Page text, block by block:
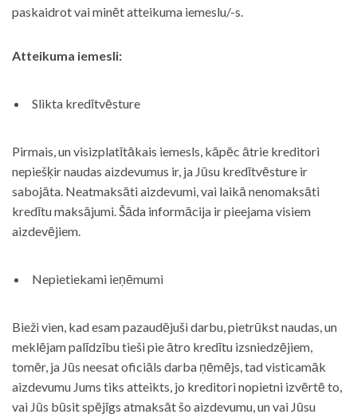
paskaidrot vai minēt atteikuma iemeslu/-s.
Atteikuma iemesli:
Slikta kredītvēsture
Pirmais, un visizplatītākais iemesls, kāpēc ātrie kreditori
nepiešķir naudas aizdevumus ir, ja Jūsu kredītvēsture ir
sabojāta. Neatmaksāti aizdevumi, vai laikā nenomaksāti
kredītu maksājumi. Šāda informācija ir pieejama visiem
aizdevējiem.
Nepietiekami ieņēmumi
Bieži vien, kad esam pazaudējuši darbu, pietrūkst naudas, un
meklējam palīdzību tieši pie ātro kredītu izsniedzējiem,
tomēr, ja Jūs neesat oficiāls darba ņēmējs, tad visticamāk
aizdevumu Jums tiks atteikts, jo kreditori nopietni izvērtē to,
vai Jūs būsit spējīgs atmaksāt šo aizdevumu, un vai Jūsu